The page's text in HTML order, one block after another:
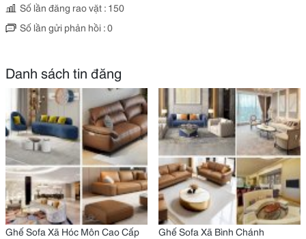
Số lần đăng rao vặt : 150
Số lần gửi phản hồi : 0
Danh sách tin đăng
Ghế Sofa Xã Hóc Môn Cao Cấp Ghế Sofa Xã Bình Chánh